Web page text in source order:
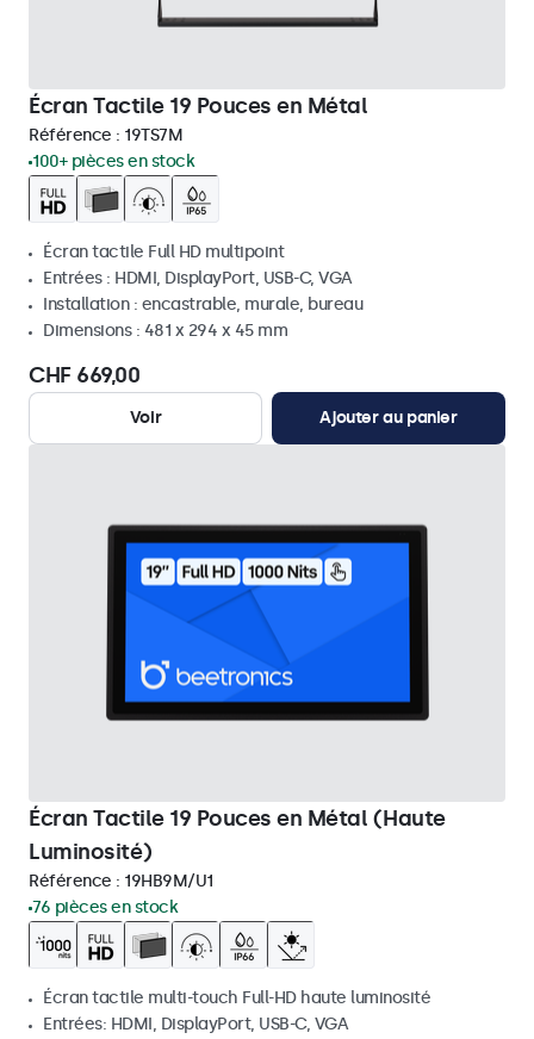
Écran Tactile 19 Pouces en Métal
Référence : 19TS7M
100+ pièces en stock
Écran tactile Full HD multipoint
Entrées : HDMI, DisplayPort, USB-C, VGA
Installation : encastrable, murale, bureau
Dimensions : 481 x 294 x 45 mm
CHF 669,00
Voir Ajouter au panier
Écran Tactile 19 Pouces en Métal (Haute
Luminosité)
Référence : 19HB9M/U1
76 pièces en stock
Écran tactile multi-touch Full-HD haute luminosité
Entrées: HDMI, DisplayPort, USB-C, VGA